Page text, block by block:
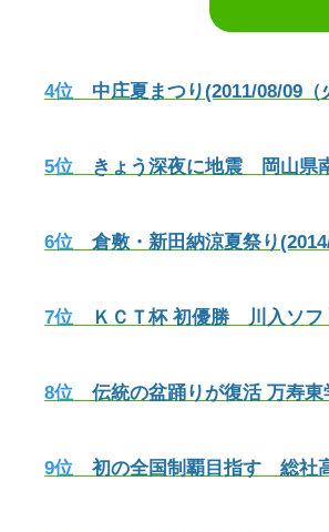
4位 中庄夏まつり(2011/08/09（
5位 きょう深夜に地震 岡山県
6位 倉敷・新田納涼夏祭り
7位 ＫＣＴ杯 初優勝 川入ソフ
8位 伝統の盆踊りが復活 万寿東
9位 初の全国制覇目指す 総社